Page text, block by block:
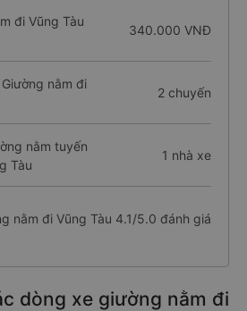
đi Vũng Tàu
340.000 VNĐ
nằm đi
2 chuyến
nằm tuyến
Tàu
1 nhà xe
nằm đi Vũng Tàu 4.1/5.0 đánh giá
dòng xe giường nằm đi